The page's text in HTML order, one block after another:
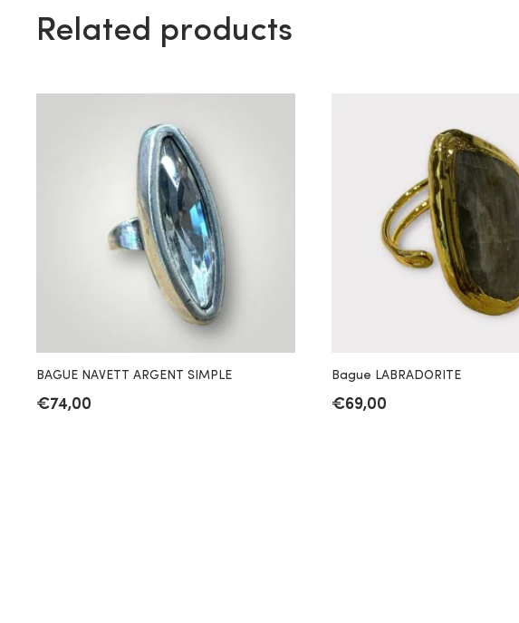
Related products
BAGUE NAVETT ARGENT SIMPLE
€74,00
Bague LABRADORITE
€69,00